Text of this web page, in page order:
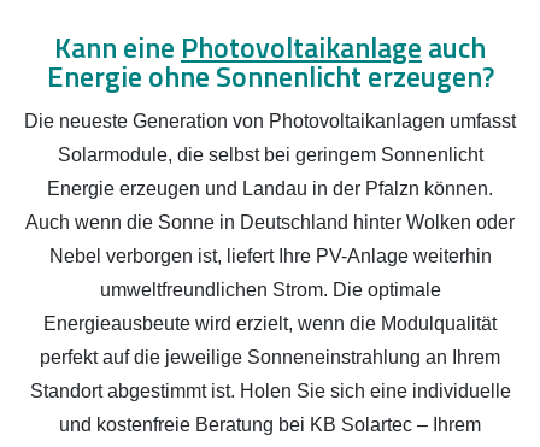
Kann eine Photovoltaikanlageauch
Energie ohne Sonnenlicht erzeugen?
Die neueste Generation von Photovoltaikanlagen umfasst
Solarmodule, die selbst bei geringem Sonnenlicht
Energie erzeugen und Landau in der Pfalzn können.
Auch wenn die Sonne in Deutschland hinter Wolken oder
Nebel verborgen ist, liefert Ihre PV-Anlage weiterhin
umweltfreundlichen Strom. Die optimale
Energieausbeute wird erzielt, wenn die Modulqualität
perfekt auf die jeweilige Sonneneinstrahlung an Ihrem
Standort abgestimmt ist. Holen Sie sich eine individuelle
und kostenfreie Beratung bei KB Solartec – Ihrem